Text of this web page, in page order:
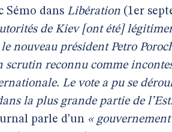
Sémo dans Libération (1er
de Kiev [ont été]
le nouveau président Petro
scrutin reconnu comme
Le vote a pu se
la plus grande partie de
parle d’un «